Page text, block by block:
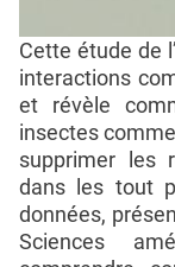
Cette étude de
interactions
et révèle
insectes
supprimer les
dans les tout
données,
Sciences